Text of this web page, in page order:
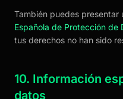
También puedes presentar
Española de Protección de
tus derechos no han sido
10. Información
datos